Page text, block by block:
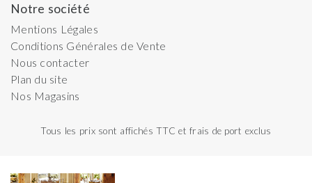
Notre société
Mentions Légales
Conditions Générales de Vente
Nous contacter
Plan du site
Nos Magasins
Tous les prix sont affichés TTC et frais de port exclus